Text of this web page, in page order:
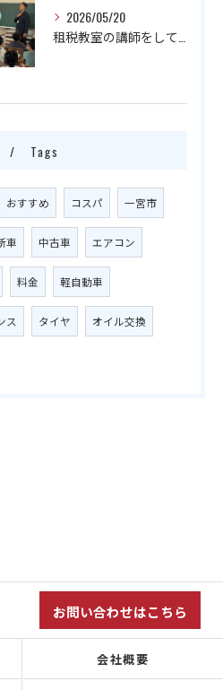
2026/05/20
Tags
おすすめ コスパ 一宮市
車 中古車 エアコン
料金 軽自動車
ス タイヤ オイル交換
お問い合わせはこちら
会社概要